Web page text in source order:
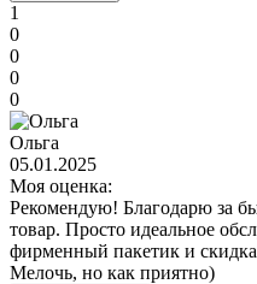
1
0
0
0
0
Ольга
05.01.2025
Моя оценка:
Рекомендую! Благодарю за
товар. Просто идеальное
фирменный пакетик и
Мелочь, но как приятно)